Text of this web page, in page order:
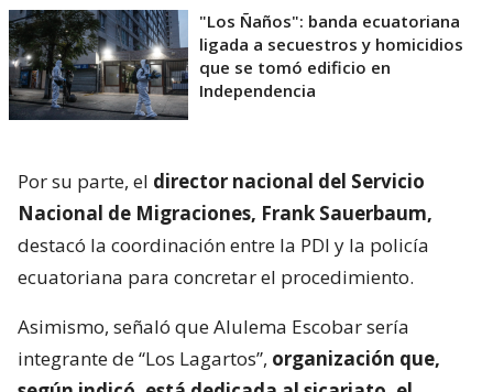
"Los Ñaños": banda ecuatoriana
ligada a secuestros y homicidios
que se tomó edificio en
Independencia
Por su parte, el director nacional del Servicio
Nacional de Migraciones, Frank Sauerbaum,
destacó la coordinación entre la PDI y la policía
ecuatoriana para concretar el procedimiento.
Asimismo, señaló que Alulema Escobar sería
integrante de “Los Lagartos”, organización que,